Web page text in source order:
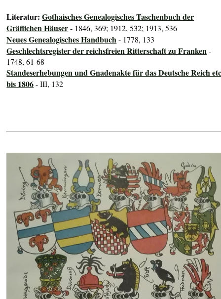
Literatur:Gothaisches Genealogisches Taschenbuch der
Gräflichen Häuser- 1846, 369; 1912, 532; 1913, 536
Neues Genealogisches Handbuch- 1778, 133
Geschlechtsregister der reichsfreien Ritterschaft zu Franken-
1748, 61-68
Standeserhebungen und Gnadenakte für das Deutsche Reich
bis 1806- III, 132